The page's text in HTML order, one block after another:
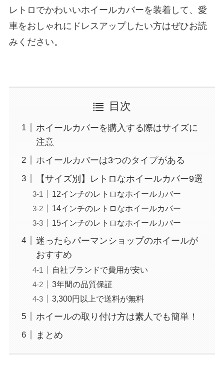
レトロでかわいいホイールカバーを装着して、愛
車をおしゃれにドレスアップしたい方はぜひお読
みください。
目次
ホイールカバーを購入する際はサイズに
注意
ホイールカバーは3つのタイプがある
【サイズ別】レトロなホイールカバー9選
12インチのレトロなホイールカバー
14インチのレトロなホイールカバー
15インチのレトロなホイールカバー
迷ったらパーマンショップのホイールが
おすすめ
自社ブランドで費用が安い
3年間の品質保証
3,300円以上で送料が無料
ホイールの取り付け方は素人でも簡単！
まとめ